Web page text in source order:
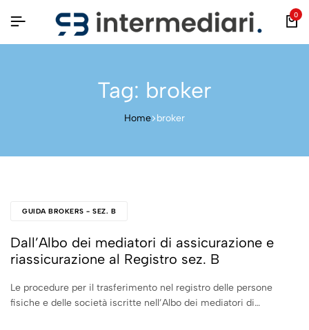
0
Tag: broker
Home broker
GUIDA BROKERS - SEZ. B
Dall’Albo dei mediatori di assicurazione e
riassicurazione al Registro sez. B
Le procedure per il trasferimento nel registro delle persone
fisiche e delle società iscritte nell’Albo dei mediatori di…